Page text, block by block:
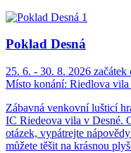
Poklad Desná
25. 6. - 30. 8. 2026 začátek
Místo konání: Riedlova vila
Zábavná venkovní lušticí
IC Riedeova vila v Desné.
otázek, vypátrejte
můžete těšit na krásnou